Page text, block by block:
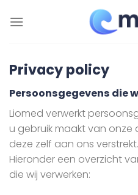
naar
Privacy policy
Persoonsgegevens die
Liomed verwerkt
u gebruik maakt van
deze zelf aan ons verstrekt.
Hieronder een overzicht
die wij verwerken: